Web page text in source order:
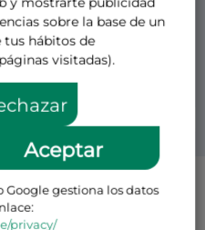
Patronos
FOMENTO DE LA
sobre la base de un
tus hábitos de
visitadas).
Aceptar
Google gestiona los datos
privacy/